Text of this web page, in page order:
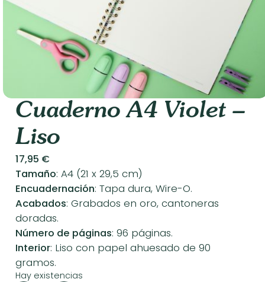
Cuaderno A4 Violet –
Liso
17,95 €
Tamaño: A4 (21 x 29,5 cm)
Encuadernación: Tapa dura, Wire-O.
Acabados: Grabados en oro, cantoneras
doradas.
Número de páginas: 96 páginas.
Interior: Liso con papel ahuesado de 90
gramos.
Hay existencias